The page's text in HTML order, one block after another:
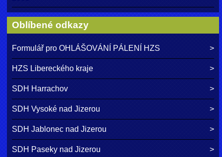
Oblíbené odkazy
Formulář pro OHLÁŠOVÁNÍ PÁLENÍ HZS
HZS Libereckého kraje
SDH Harrachov
SDH Vysoké nad Jizerou
SDH Jablonec nad Jizerou
SDH Paseky nad Jizerou